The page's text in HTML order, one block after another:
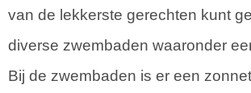
van de lekkerste gerechten kunt
diverse zwembaden waaronder
Bij de zwembaden is er een